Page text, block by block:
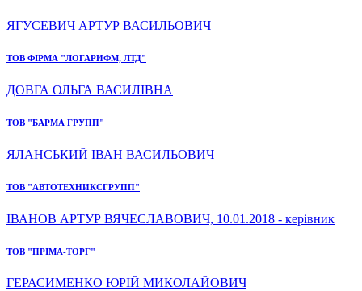
ЯГУСЕВИЧ АРТУР ВАСИЛЬОВИЧ
ТОВ ФІРМА "ЛОГАРИФМ, ЛТД"
ДОВГА ОЛЬГА ВАСИЛІВНА
ТОВ "БАРМА ГРУПП"
ЯЛАНСЬКИЙ ІВАН ВАСИЛЬОВИЧ
ТОВ "АВТОТЕХНИКСГРУПП"
ІВАНОВ АРТУР ВЯЧЕСЛАВОВИЧ, 10.01.2018 - керівник
ТОВ "ПРІМА-ТОРГ"
ГЕРАСИМЕНКО ЮРІЙ МИКОЛАЙОВИЧ